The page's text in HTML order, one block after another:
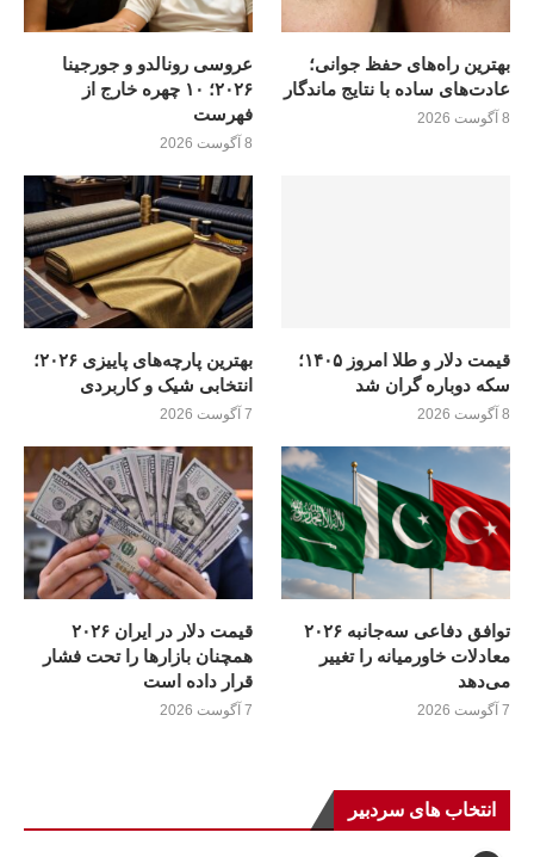
بهترین راه‌های حفظ جوانی؛
عادت‌های ساده با نتایج ماندگار
8 آگوست 2026
عروسی رونالدو و جورجینا
۲۰۲۶؛ ۱۰ چهره خارج از
فهرست
8 آگوست 2026
قیمت دلار و طلا امروز ۱۴۰۵؛
سکه دوباره گران شد
8 آگوست 2026
بهترین پارچه‌های پاییزی ۲۰۲۶؛
انتخابی شیک و کاربردی
7 آگوست 2026
توافق دفاعی سه‌جانبه ۲۰۲۶
معادلات خاورمیانه را تغییر
می‌دهد
7 آگوست 2026
قیمت دلار در ایران ۲۰۲۶
همچنان بازارها را تحت فشار
قرار داده است
7 آگوست 2026
انتخاب های سردبیر